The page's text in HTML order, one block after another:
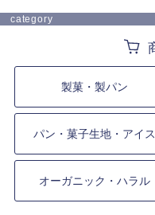
category
製菓・製パン
パン・菓子生地・アイス
オーガニック・ハラル